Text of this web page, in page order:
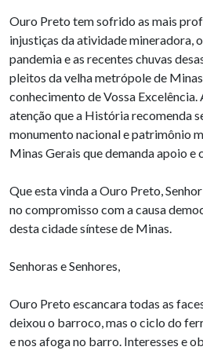
Ouro Preto tem sofrido as mais
injustiças da atividade mineradora,
pandemia e as recentes chuvas
pleitos da velha metrópole de
conhecimento de Vossa Excelência.
atenção que a História recomenda
monumento nacional e patrimônio
Minas Gerais que demanda apoio e
Que esta vinda a Ouro Preto,
no compromisso com a causa
desta cidade síntese de Minas.
Senhoras e Senhores,
Ouro Preto escancara todas as
deixou o barroco, mas o ciclo do
e nos afoga no barro. Interesses e